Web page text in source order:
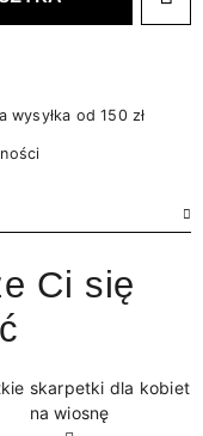
wysyłka od 150 zł
Ci się